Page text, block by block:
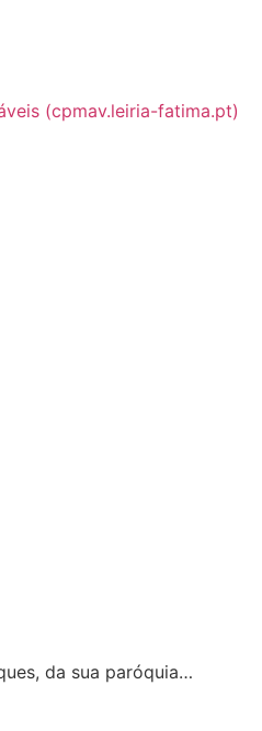
(cpmav.leiria-fatima.pt)
da sua paróquia…